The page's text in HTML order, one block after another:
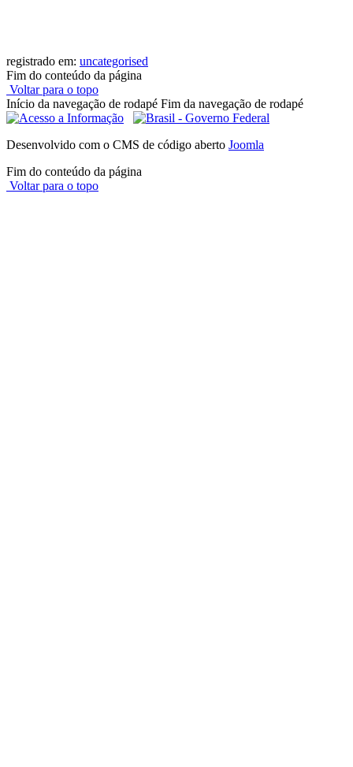
registrado em: uncategorised
Fim do conteúdo da página
Voltar para o topo
Início da navegação de rodapé Fim da navegação de rodapé
Desenvolvido com o CMS de código aberto Joomla
Fim do conteúdo da página
Voltar para o topo